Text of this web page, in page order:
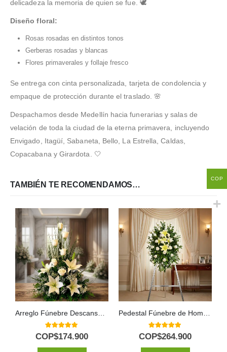
delicadeza la memoria de quien se fue. 🕊️
Diseño floral:
Rosas rosadas en distintos tonos
Gerberas rosadas y blancas
Flores primaverales y follaje fresco
Se entrega con cinta personalizada, tarjeta de condolencia y
empaque de protección durante el traslado. 🌸
Despachamos desde Medellín hacia funerarias y salas de
velación de toda la ciudad de la eterna primavera, incluyendo
Envigado, Itagüí, Sabaneta, Bello, La Estrella, Caldas,
Copacabana y Girardota. 🤍
TAMBIÉN TE RECOMENDAMOS…
Arreglo Fúnebre Descanso Eterno
5.00out of 5
COP$174.900
Pedestal Fúnebre de Homenaje «Luz de Jacinta» 🕊️
5.00out of 5
COP$264.900
COP